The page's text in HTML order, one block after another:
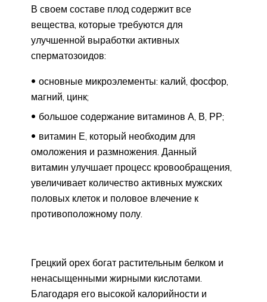
В своем составе плод содержит все
вещества, которые требуются для
улучшенной выработки активных
сперматозоидов:
основные микроэлементы: калий, фосфор,
магний, цинк;
большое содержание витаминов А, В, РР;
витамин Е, который необходим для
омоложения и размножения. Данный
витамин улучшает процесс кровообращения,
увеличивает количество активных мужских
половых клеток и половое влечение к
противоположному полу.
Грецкий орех богат растительным белком и
ненасыщенными жирными кислотами.
Благодаря его высокой калорийности и